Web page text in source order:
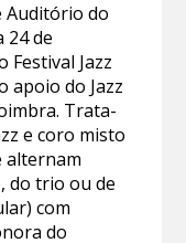
Auditório do
24 de
Jazz
apoio do Jazz
Trata-
e coro misto
alternam
do trio ou de
com
do